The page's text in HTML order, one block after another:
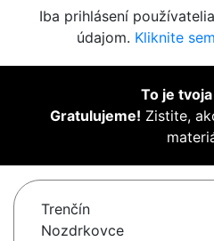
Iba prihlásení
údajom. Kliknite
To je
Gratulujeme! Zistite,
Trenčín
Nozdrkovce